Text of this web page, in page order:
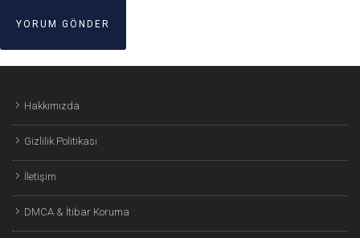
Hakkımızda
Gizlilik Politikası
İletişim
DMCA & İtibar Koruma